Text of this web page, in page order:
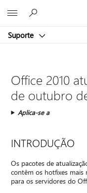
Suporte
Office 2010
de outubro
Aplica-se a
INTRODUÇÃO
Os pacotes de
contêm os hotfixes
para os servidores do